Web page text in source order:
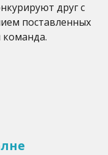
друг с
поставленных
команда.